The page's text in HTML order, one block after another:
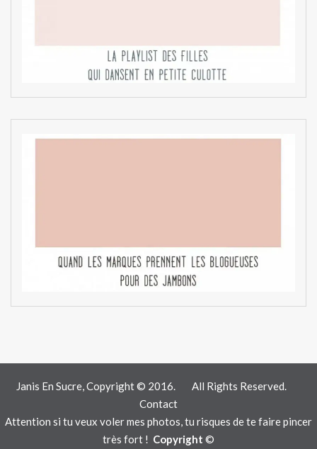
Janis En Sucre, Copyright © 2016.
All Rights Reserved.
Contact
Attention si tu veux voler mes photos, tu risques de te faire pincer
très fort ! Copyright ©